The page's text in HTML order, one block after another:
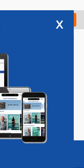
Check in
Vacatures
x